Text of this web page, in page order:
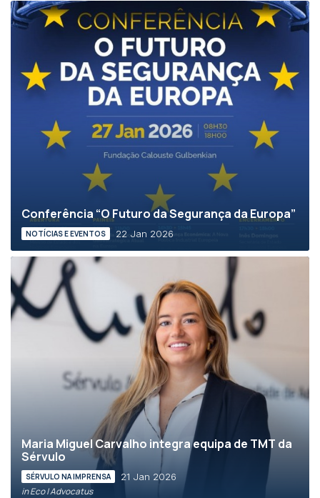
Conferência “O Futuro da Segurança da Europa”
NOTÍCIAS E EVENTOS 22 Jan 2026
Maria Miguel Carvalho integra equipa de TMT da
Sérvulo
SÉRVULO NA IMPRENSA 21 Jan 2026
in Eco | Advocatus